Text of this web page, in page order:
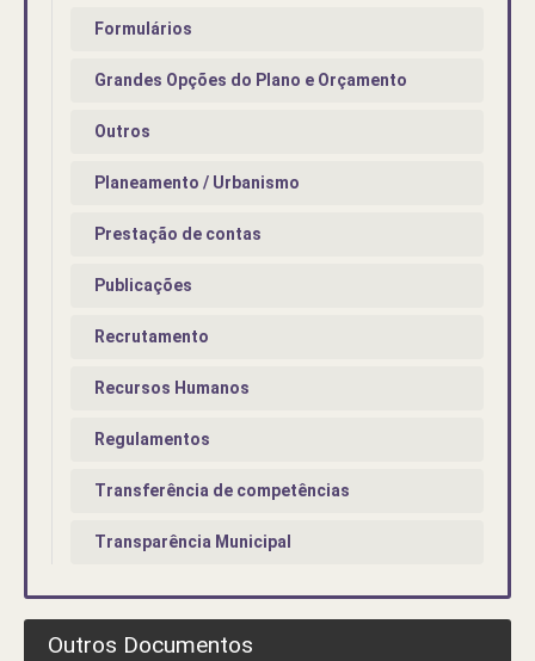
Formulários
Grandes Opções do Plano e Orçamento
Outros
Planeamento / Urbanismo
Prestação de contas
Publicações
Recrutamento
Recursos Humanos
Regulamentos
Transferência de competências
Transparência Municipal
Outros Documentos